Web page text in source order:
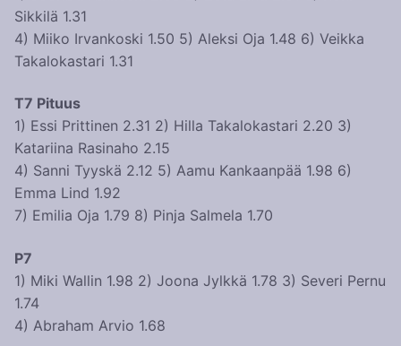
Sikkilä 1.31
4) Miiko Irvankoski 1.50 5) Aleksi Oja 1.48 6) Veikka
Takalokastari 1.31
T7 Pituus
1) Essi Prittinen 2.31 2) Hilla Takalokastari 2.20 3)
Katariina Rasinaho 2.15
4) Sanni Tyyskä 2.12 5) Aamu Kankaanpää 1.98 6)
Emma Lind 1.92
7) Emilia Oja 1.79 8) Pinja Salmela 1.70
P7
1) Miki Wallin 1.98 2) Joona Jylkkä 1.78 3) Severi Pernu
1.74
4) Abraham Arvio 1.68